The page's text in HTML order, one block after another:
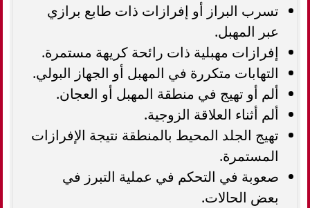
تسرب البراز أو إفرازات ذات طابع برازي
عبر المهبل.
إفرازات مهبلية ذات رائحة كريهة مستمرة.
التهابات متكررة في المهبل أو الجهاز البولي.
ألم أو تهيج في منطقة المهبل أو العجان.
ألم أثناء العلاقة الزوجية.
تهيج الجلد المحيط بالمنطقة نتيجة الإفرازات
المستمرة.
صعوبة في التحكم في عملية التبرز في
بعض الحالات.